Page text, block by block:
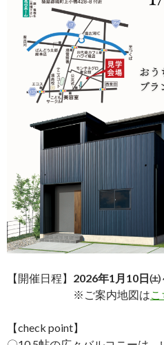
【開催日程】 2026年1月10日
※ご案内地図は
【check point】